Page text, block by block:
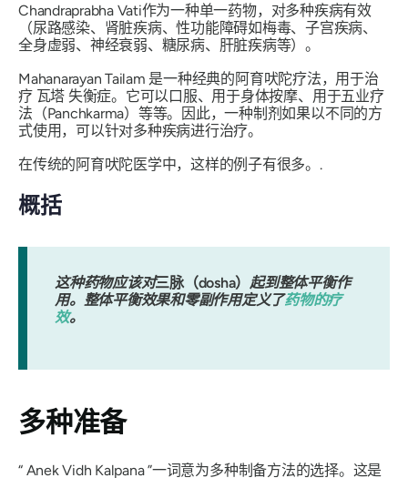
Chandraprabha Vati作为一种单一药物，对多种疾病有效
（尿路感染、肾脏疾病、性功能障碍如梅毒、子宫疾病、
全身虚弱、神经衰弱、糖尿病、肝脏疾病等）。
Mahanarayan Tailam 是一种经典的阿育吠陀疗法，用于治
疗 瓦塔 失衡症。它可以口服、用于身体按摩、用于五业疗
法（Panchkarma）等等。因此，一种制剂如果以不同的方
式使用，可以针对多种疾病进行治疗。
在传统的阿育吠陀医学中，这样的例子有很多。.
概括
这种药物应该对三脉（dosha）起到整体平衡作
用。整体平衡效果和零副作用定义了药物的疗
效。
多种准备
“ Anek Vidh Kalpana”一词意为多种制备方法的选择。这是